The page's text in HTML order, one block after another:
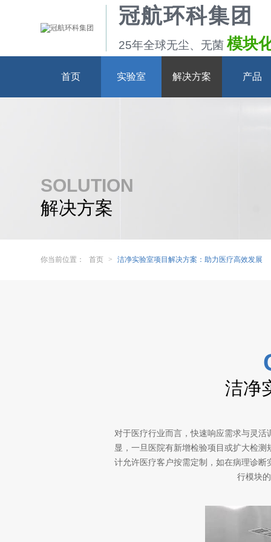
冠航环科集团
25年全球无尘、无菌 模块
首页 实验室 解决方案 产品
SOLUTION
解决方案
你当前位置： 首页 > 洁净实验室项目解决方案：助力医疗高效发展
洁净
对于医疗行业而言，快速响应需求与灵
显，一旦医院有新增检验项目或扩大检
计允许医疗客户按需定制，如在病理诊
行模块
180 1709 5897（上海办事处）